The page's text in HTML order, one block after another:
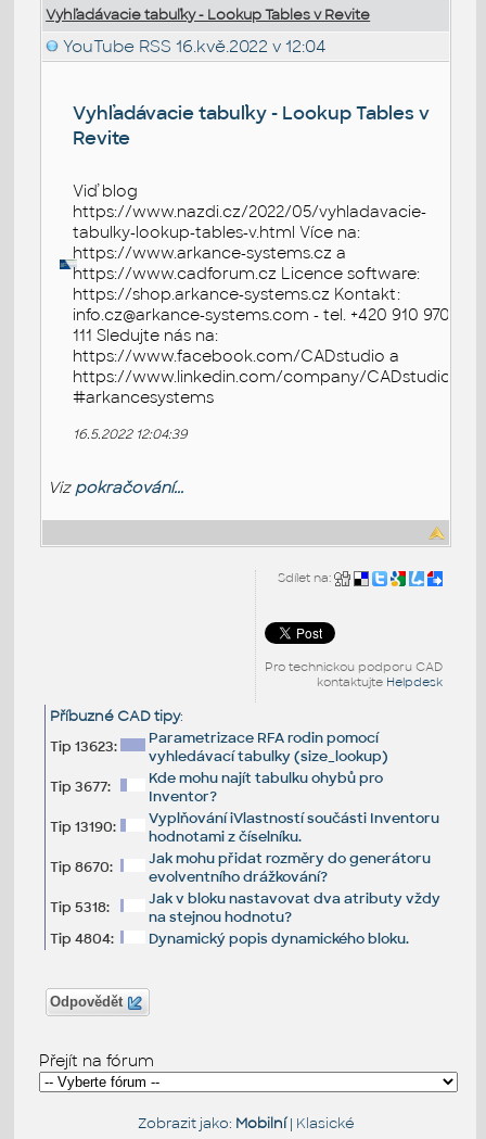
Vyhľadávacie tabuľky - Lookup Tables v Revite
YouTube RSS 16.kvě.2022 v 12:04
Vyhľadávacie tabuľky - Lookup Tables v
Revite
Viď blog
https://www.nazdi.cz/2022/05/vyhladavacie-
tabulky-lookup-tables-v.html Více na:
https://www.arkance-systems.cz a
https://www.cadforum.cz Licence software:
https://shop.arkance-systems.cz Kontakt:
info.cz@arkance-systems.com - tel. +420 910 970
111 Sledujte nás na:
https://www.facebook.com/CADstudio a
https://www.linkedin.com/company/CADstudio
#arkancesystems
16.5.2022 12:04:39
Viz pokračování...
Sdílet na:
Pro technickou podporu CAD
kontaktujte Helpdesk
Příbuzné CAD tipy:
Tip 13623:
Parametrizace RFA rodin pomocí
vyhledávací tabulky (size_lookup)
Tip 3677:
Kde mohu najít tabulku ohybů pro
Inventor?
Tip 13190:
Vyplňování iVlastností součásti Inventoru
hodnotami z číselníku.
Tip 8670:
Jak mohu přidat rozměry do generátoru
evolventního drážkování?
Tip 5318:
Jak v bloku nastavovat dva atributy vždy
na stejnou hodnotu?
Tip 4804:
Dynamický popis dynamického bloku.
Odpovědět
Přejít na fórum
Zobrazit jako: Mobilní| Klasické